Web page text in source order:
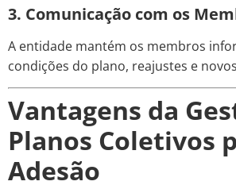
3. Comunicação com os
A entidade mantém os membros
condições do plano, reajustes e
Vantagens da
Planos Coletivos
Adesão